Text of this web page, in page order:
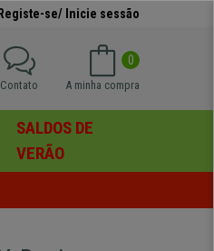
se/ Inicie sessão
0
A minha compra
Contato
SALDOS DE
VERÃO